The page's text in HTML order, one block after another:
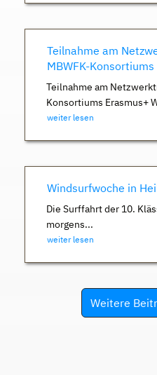
Teilnahme am
MBWFK-
Teilnahme am
Konsortiums Erasmus+
weiter lesen
Windsurfwoche in
Die Surffahrt der 10.
morgens...
weiter lesen
Weitere